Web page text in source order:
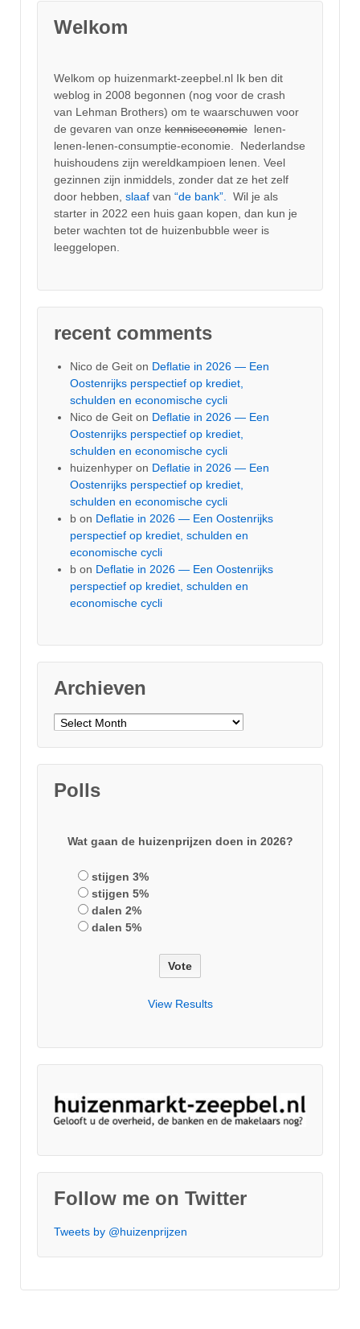
Welkom
Welkom op huizenmarkt-zeepbel.nl Ik ben dit
weblog in 2008 begonnen (nog voor de crash
van Lehman Brothers) om te waarschuwen voor
de gevaren van onze kenniseconomie lenen-
lenen-lenen-consumptie-economie. Nederlandse
huishoudens zijn wereldkampioen lenen. Veel
gezinnen zijn inmiddels, zonder dat ze het zelf
door hebben, slaaf van “de bank”.
Wil je als
starter in 2022 een huis gaan kopen, dan kun je
beter wachten tot de huizenbubble weer is
leeggelopen.
recent comments
Nico de Geit on Deflatie in 2026 — Een
Oostenrijks perspectief op krediet,
schulden en economische cycli
Nico de Geit on Deflatie in 2026 — Een
Oostenrijks perspectief op krediet,
schulden en economische cycli
huizenhyper on Deflatie in 2026 — Een
Oostenrijks perspectief op krediet,
schulden en economische cycli
b on Deflatie in 2026 — Een Oostenrijks
perspectief op krediet, schulden en
economische cycli
b on Deflatie in 2026 — Een Oostenrijks
perspectief op krediet, schulden en
economische cycli
Archieven
Archieven
Polls
Wat gaan de huizenprijzen doen in 2026?
stijgen 3%
stijgen 5%
dalen 2%
dalen 5%
View Results
Follow me on Twitter
Tweets by @huizenprijzen